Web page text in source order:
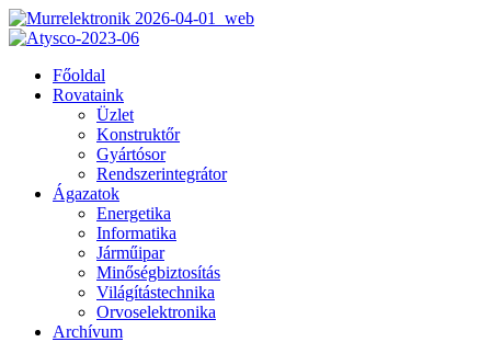
Főoldal
Rovataink
Üzlet
Konstruktőr
Gyártósor
Rendszerintegrátor
Ágazatok
Energetika
Informatika
Járműipar
Minőségbiztosítás
Világítástechnika
Orvoselektronika
Archívum